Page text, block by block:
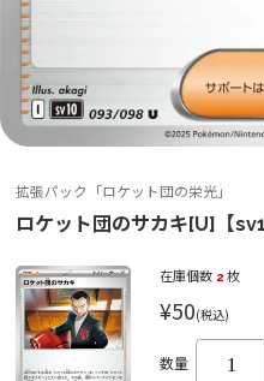
拡張パック「ロケット団の栄光」
ロケット団のサカキ[U]【
在庫個数 2 枚
¥50(税込)
数量